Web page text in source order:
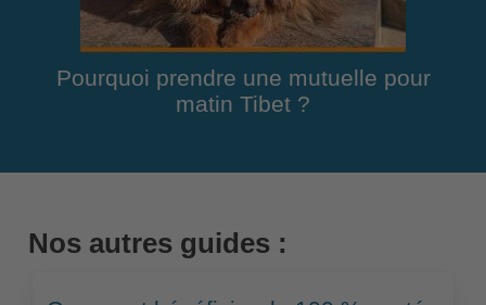
Pourquoi prendre une mutuelle pour
matin Tibet ?
Nos autres guides :